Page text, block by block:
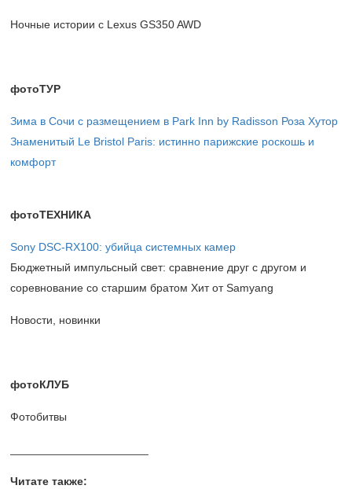
Ночные истории с Lexus GS350 AWD
фотоТУР
Зима в Сочи с размещением в Park Inn by Radisson Роза Хутор
Знаменитый Le Bristol Paris: истинно парижские роскошь и
комфорт
фотоТЕХНИКА
Sony DSC-RX100: убийца системных камер
Бюджетный импульсный свет: сравнение друг с другом и
соревнование со старшим братом Хит от Samyang
Новости, новинки
фотоКЛУБ
Фотобитвы
Читате также: